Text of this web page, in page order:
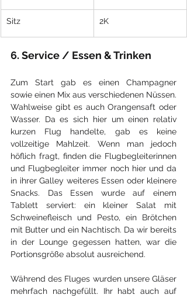
Sitz 2K
6. Service / Essen & Trinken
Zum Start gab es einen Champagner
sowie einen Mix aus verschiedenen Nüssen.
Wahlweise gibt es auch Orangensaft oder
Wasser. Da es sich hier um einen relativ
kurzen Flug handelte, gab es keine
vollzeitige Mahlzeit. Wenn man jedoch
höflich fragt, finden die Flugbegleiterinnen
und Flugbegleiter immer noch hier und da
in ihrer Galley weiteres Essen oder kleinere
Snacks. Das Essen wurde auf einem
Tablett serviert: ein kleiner Salat mit
Schweinefleisch und Pesto, ein Brötchen
mit Butter und ein Nachtisch. Da wir bereits
in der Lounge gegessen hatten, war die
Portionsgröße absolut ausreichend.
Während des Fluges wurden unsere Gläser
mehrfach nachgefüllt. Ihr habt auch auf